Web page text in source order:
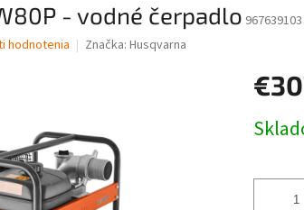
- vodné čerpadlo 967639103
hodnotenia Značka: Husqvarna
cena: